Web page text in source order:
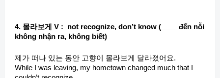
4. 몰라보게 V : not recognize, don’t know (____ đến nỗi
không nhận ra, không biết)
제가 떠나 있는 동안 고향이 몰라보게 달라졌어요.
While I was leaving, my hometown changed much that I